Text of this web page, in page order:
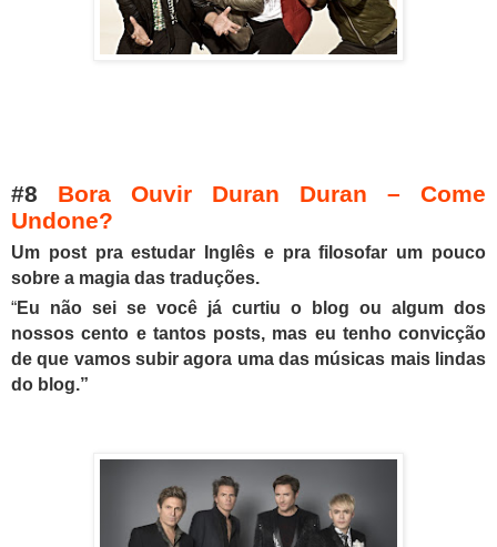
#8 Bora Ouvir Duran Duran – Come
Undone?
Um post pra estudar Inglês e pra filosofar um pouco
sobre a magia das traduções.
“Eu não sei se você já curtiu o blog ou algum dos
nossos cento e tantos posts, mas eu tenho convicção
de que vamos subir agora uma das músicas mais lindas
do blog.”